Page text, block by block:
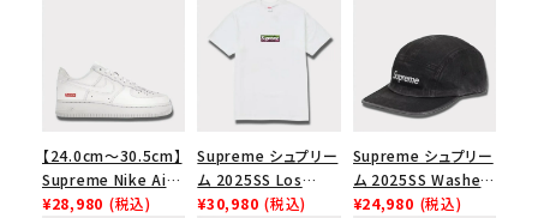
【24.0cm～30.5cm】
Supreme Nike Air
Force 1 Low シュプ
¥28,980 (税込)
Supreme シュプリー
ム 2025SS Los
Angeles Fire Relief
¥30,980 (税込)
Supreme シュプリー
ム 2025SS Washed
Chino Twill Camp
¥24,980 (税込)